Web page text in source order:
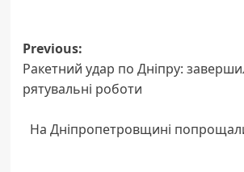
Post
navigation
Previous:
Ракетний удар по Дніпру:
рятувальні роботи
На Дніпропетровщині